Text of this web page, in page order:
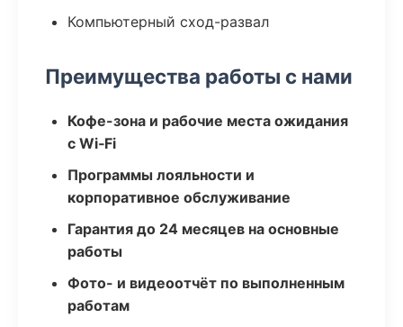
Компьютерный сход-развал
Преимущества работы с нами
Кофе-зона и рабочие места ожидания
с Wi‑Fi
Программы лояльности и
корпоративное обслуживание
Гарантия до 24 месяцев на основные
работы
Фото- и видеоотчёт по выполненным
работам